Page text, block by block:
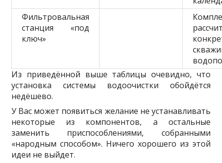
Фильтровальная
станция «под
ключ»
Из приведённой выше таблицы очевидно, что
установка системы водоочистки обойдётся
недёшево.
У Вас может появиться желание не устанавливать
некоторые из компонентов, а остальные
заменить приспособлениями, собранными
«народным способом». Ничего хорошего из этой
идеи не выйдет.